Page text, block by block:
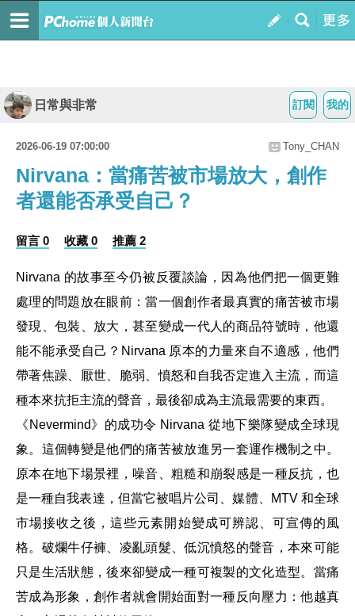
我的
訂閱
日常與非常
2026-06-19 07:00:00 Tony_CHAN
Nirvana：當痛苦被市場放大，創作
者還能否承受自己？
留言 0 收藏 0 推薦 2
Nirvana 的故事至今仍被反覆談論，因為他們把一個更難
處理的問題放在眼前：當一個創作者最真實的痛苦被市場
發現、包裝、放大，甚至變成一代人的商品符號時，他還
能不能承受自己？Nirvana 原本的力量來自不適感，他們
帶著焦躁、厭世、脆弱、憤怒和自我否定進入主流，而這
種本來抗拒主流的聲音，最後卻成為主流最需要的東西。
《Nevermind》的成功令 Nirvana 從地下樂隊變成全球現
象。這個轉變是他們的痛苦被放進另一套運作機制之中。
原本在地下場景裡，噪音、粗糙和崩裂感是一種反抗，也
是一種自我表達，但當它被唱片公司、媒體、MTV 和全球
市場接收之後，這些元素開始變成可辨認、可宣傳的風
格。破爛牛仔褲、凌亂頭髮、低沉憤怒的聲音，本來可能
只是生活狀態，後來卻變成一種可複製的文化造型。當痛
苦成為形象，創作者就會開始面對一種反向壓力：他越真